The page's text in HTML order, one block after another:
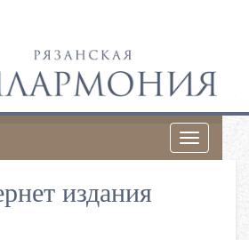
Toggle
издания